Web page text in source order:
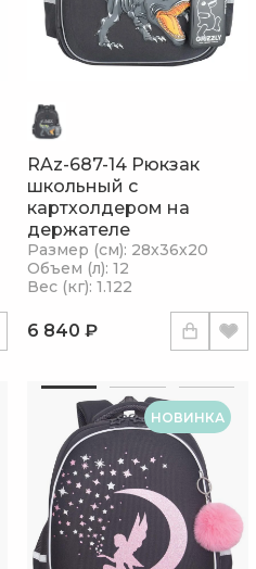
RAz-687-14 Рюкзак
школьный с
картхолдером на
держателе
Размер (см): 28х36х20
Объем (л): 12
Вес (кг): 1.122
6 840 ₽
НОВИНКА